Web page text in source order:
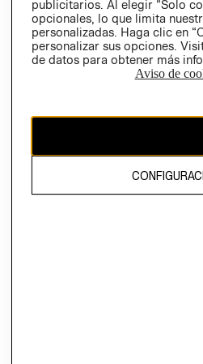
Colombia ($)
CAMBIAR REGIÓN
El contenido de esta página web está
NOVEDADES
publicitarios. Al elegir “Solo
opcionales, lo que limita
personalizadas. Haga clic en
personalizar sus opciones.
de datos para obtener más
Aviso de